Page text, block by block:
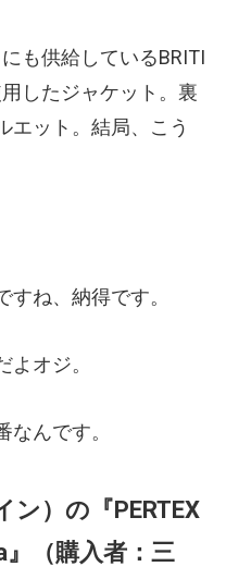
も供給しているBRITI
したジャケット。裏
エット。結局、こう
すね、納得です。
オジ。
んです。
ン）の『PERTEX
』（購入者：三